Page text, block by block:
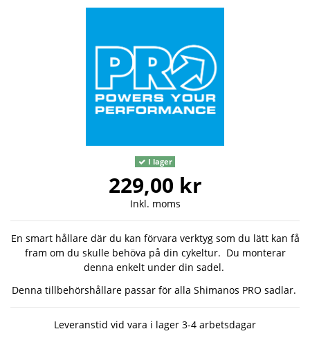
I lager
229,00 kr
Inkl. moms
En smart hållare där du kan förvara verktyg som du lätt kan få
fram om du skulle behöva på din cykeltur. Du monterar
denna enkelt under din sadel.
Denna tillbehörshållare passar för alla Shimanos PRO sadlar.
Leveranstid vid vara i lager 3-4 arbetsdagar